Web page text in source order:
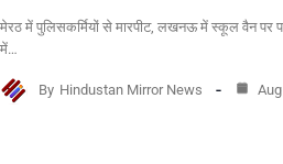
मेरठ में पुलिसकर्मियों से मारपीट, लखनऊ में स्कूल वैन पर
में…
By Hindustan Mirror News